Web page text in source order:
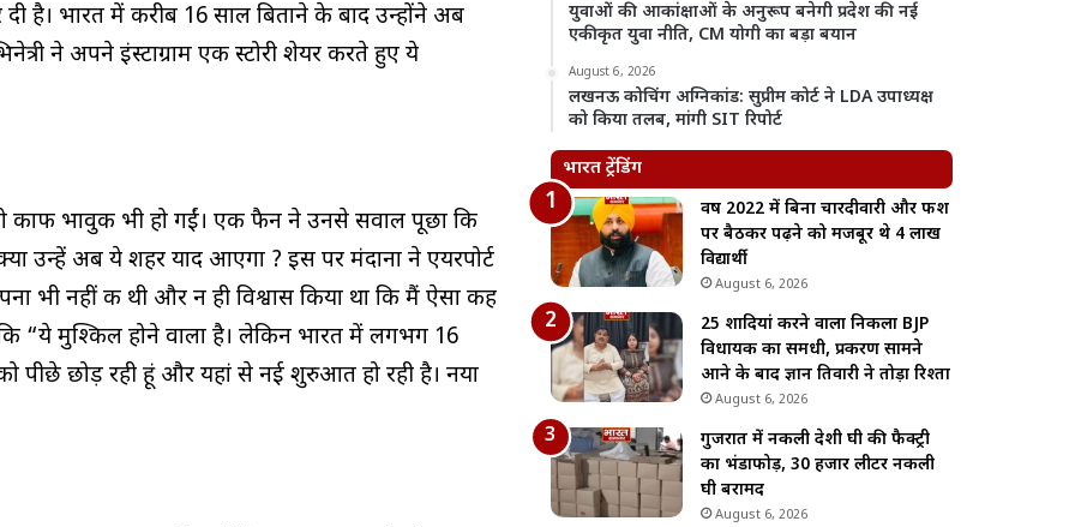
है। भारत में करीब 16 साल बिताने के बाद उन्होंने अब
ने अपने इंस्टाग्राम एक स्टोरी शेयर करते हुए ये
काफी भावुक भी हो गईं। एक फैन ने उनसे सवाल पूछा कि
उन्हें अब ये शहर याद आएगा ? इस पर मंदाना ने एयरपोर्ट
भी नहीं की थी और न ही विश्वास किया था कि मैं ऐसा कह
“ये मुश्किल होने वाला है। लेकिन भारत में लगभग 16
पीछे छोड़ रही हूं और यहां से नई शुरुआत हो रही है। नया
युवाओं की आकांक्षाओं के अनुरूप बनेगी प्रदेश की नई
एकीकृत युवा नीति, CM योगी का बड़ा बयान
August 6, 2026
लखनऊ कोचिंग अग्निकांड: सुप्रीम कोर्ट ने LDA उपाध्यक्ष
को किया तलब, मांगी SIT रिपोर्ट
भारत ट्रेंडिंग
वर्ष 2022 में बिना चारदीवारी और फर्श
पर बैठकर पढ़ने को मजबूर थे 4 लाख
विद्यार्थी
August 6, 2026
25 शादियां करने वाला निकला BJP
विधायक का समधी, प्रकरण सामने
आने के बाद ज्ञान तिवारी ने तोड़ा रिश्ता
August 6, 2026
गुजरात में नकली देशी घी की फैक्ट्री
का भंडाफोड़, 30 हजार लीटर नकली
घी बरामद
August 6, 2026